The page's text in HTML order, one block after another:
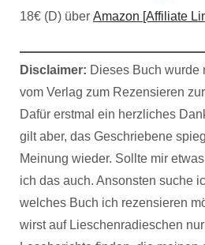
18€ (D) über Amazon [Affiliate
Disclaimer: Dieses Buch wurde
vom Verlag zum Rezensieren
Dafür erstmal ein herzliches
gilt aber, das Geschriebene
Meinung wieder. Sollte mir
ich das auch. Ansonsten suche
welches Buch ich rezensieren
wirst auf Lieschenradieschen